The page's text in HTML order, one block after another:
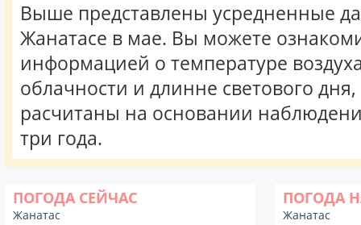
Выше представлены усредненные
Жанатасе в мае. Вы можете
информацией о температуре
облачности и длинне светового
расчитаны на основании
три года.
ПОГОДА СЕЙЧАС
Жанатас
ПОГОДА
Жанатас